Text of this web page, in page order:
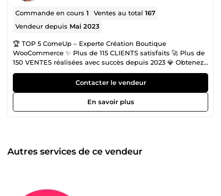
Commande en cours1 Ventes au total167
Vendeur depuis Mai 2023
🏆 TOP 5 ComeUp – Experte Création Boutique
WooCommerce ✨ Plus de 115 CLIENTS satisfaits 🚀 Plus de
150 VENTES réalisées avec succès depuis 2023 💎 Obtenez
le rendu d'une agence au prix d'un freelance Création site
WordPress &amp; Boutique Woocommerce. Besoin d’un
site vitrine WordPress ou boutique WooCommerce
optimisée, sécurisée et prête à vendre ? Je conçois des
solutions clé en main avec une prise en main facile pour
conception pour vous positionner face à vos futurs clients.
⚡ Rapidité | Efficacité | Satisfaction Une question ?
Contacter le vendeur
En savoir plus
Autres services de ce vendeur